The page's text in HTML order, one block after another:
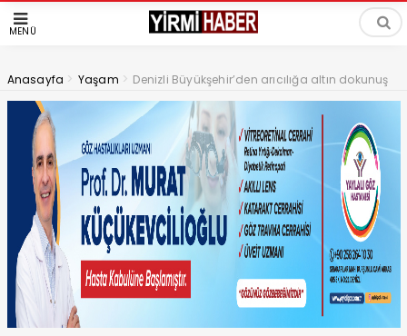
MENÜ
Anasayfa > Yaşam > Denizli Büyükşehir’den arıcılığa altın dokunuş